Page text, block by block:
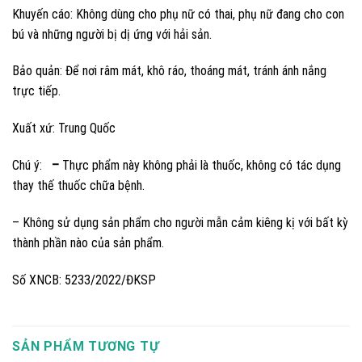
Khuyến cáo: Không dùng cho phụ nữ có thai, phụ nữ đang cho con
bú và những người bị dị ứng với hải sản.
Bảo quản: Để nơi râm mát, khô ráo, thoáng mát, tránh ánh nắng
trực tiếp.
Xuất xứ: Trung Quốc
Chú ý: – Thực phẩm này không phải là thuốc, không có tác dụng
thay thế thuốc chữa bệnh.
– Không sử dụng sản phẩm cho người mẫn cảm kiêng kị với bất kỳ
thành phần nào của sản phẩm.
Số XNCB: 5233/2022/ĐKSP
SẢN PHẨM TƯƠNG TỰ